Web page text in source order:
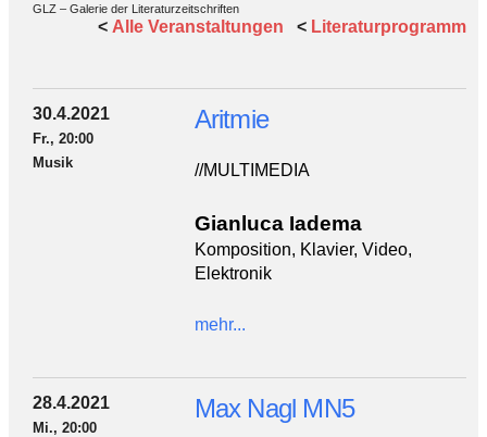
GLZ – Galerie der Literaturzeitschriften
< Alle Veranstaltungen < Literaturprogramm
30.4.2021
Fr., 20:00
Musik
Aritmie
//MULTIMEDIA
Gianluca Iadema
Komposition, Klavier, Video,
Elektronik
mehr...
28.4.2021
Mi., 20:00
Max Nagl MN5